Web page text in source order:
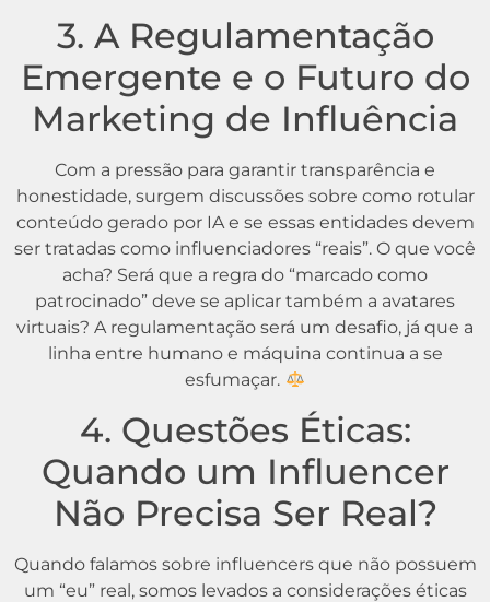
3. A Regulamentação
Emergente e o Futuro do
Marketing de Influência
Com a pressão para garantir transparência e
honestidade, surgem discussões sobre como rotular
conteúdo gerado por IA e se essas entidades devem
ser tratadas como influenciadores “reais”. O que você
acha? Será que a regra do “marcado como
patrocinado” deve se aplicar também a avatares
virtuais? A regulamentação será um desafio, já que a
linha entre humano e máquina continua a se
esfumaçar.
4. Questões Éticas:
Quando um Influencer
Não Precisa Ser Real?
Quando falamos sobre influencers que não possuem
um “eu” real, somos levados a considerações éticas